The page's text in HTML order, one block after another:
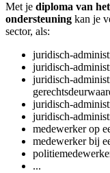
Met je diploma van
ondersteuning kan je
sector, als:
juridisch-
juridisch-
juridisch-
juridisch-
juridisch-
medewerker op
medewerker bij
...